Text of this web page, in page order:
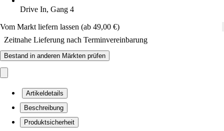
Drive In, Gang 4
Vom Markt liefern lassen (ab 49,00 €)
Zeitnahe Lieferung nach Terminvereinbarung
Bestand in anderen Märkten prüfen
Artikeldetails
Beschreibung
Produktsicherheit